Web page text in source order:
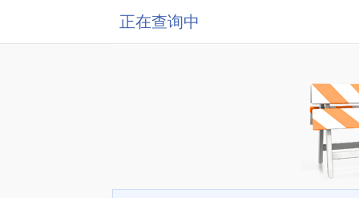
正在查询中